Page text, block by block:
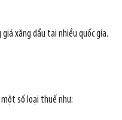
xăng dầu tại nhiều quốc gia.
một số loại thuế như: